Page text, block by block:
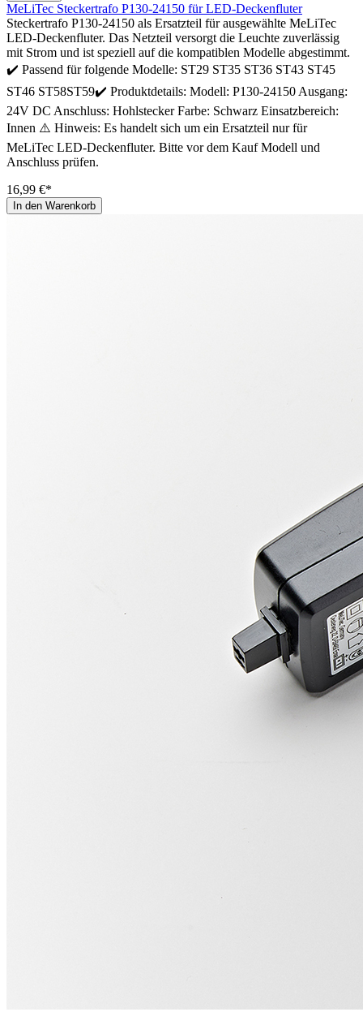
MeLiTec Steckertrafo P130-24150 für LED-Deckenfluter
Steckertrafo P130-24150 als Ersatzteil für ausgewählte MeLiTec
LED-Deckenfluter. Das Netzteil versorgt die Leuchte zuverlässig
mit Strom und ist speziell auf die kompatiblen Modelle abgestimmt.
✔️ Passend für folgende Modelle: ST29 ST35 ST36 ST43 ST45
ST46 ST58ST59✔️ Produktdetails: Modell: P130-24150 Ausgang:
24V DC Anschluss: Hohlstecker Farbe: Schwarz Einsatzbereich:
Innen ⚠️ Hinweis: Es handelt sich um ein Ersatzteil nur für
MeLiTec LED-Deckenfluter. Bitte vor dem Kauf Modell und
Anschluss prüfen.
16,99 €*
In den Warenkorb